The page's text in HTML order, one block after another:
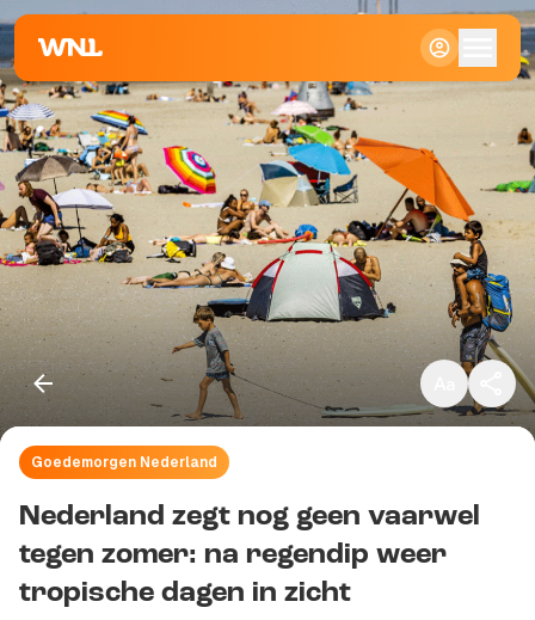
Klein
Standaard
Groot
Goedemorgen Nederland
Nederland zegt nog geen vaarwel
tegen zomer: na regendip weer
tropische dagen in zicht